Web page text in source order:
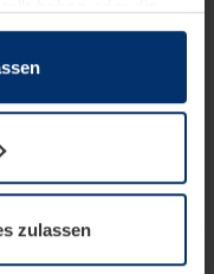
gesammelt
unbedingt
Typen benötigen
Sie jederzeit
ändern oder
zulassen